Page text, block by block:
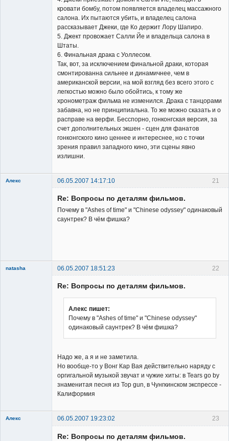
кровати бомбу, потом появляется владелец массажного
салона. Их пытаются убить, и владелец салона
рассказывает Джеки, где Ко держит Лору Шапиро.
5. Джект провожает Салли Йе и владельца салона в
Штаты.
6. Финальная драка с Уоллесом.
Так, вот, за исключением финальной драки, которая
смонтированна сильнее и динамичнее, чем в
американской версии, на мой взгляд без всего этого с
легкостью можно было обойтись, к тому же
хронометраж фильма не изменился. Драка с танцорами
забавна, но не принципиальна. То же можно сказать и о
расправе на верфи. Бесспорно, гонконгская версия, за
счет дополнительных экшен - сцен для фанатов
гонконгского кино ценнее и интереснее, но с точки
зрения правил западного кино, эти сцены явно
излишни.
21
Алекс
06.05.2007 14:17:10
Re: Вопросы по деталям фильмов.
Почему в "Ashes of time" и "Chinese odyssey" одинаковый
саунтрек? В чём фишка?
22
natasha 06.05.2007 18:51:23
Re: Вопросы по деталям фильмов.
Алекс пишет:
Почему в "Ashes of time" и "Chinese odyssey"
одинаковый саунтрек? В чём фишка?
Надо же, а я и не заметила.
Но вообще-то у Вонг Кар Вая действительно наряду с
оргигальной музыкой звучат и чужие хиты: в Tears go by
знаменитая песня из Top gun, в Чунгкинском экспрессе -
Калиформия
23
Алекс
06.05.2007 19:23:02
Re: Вопросы по деталям фильмов.